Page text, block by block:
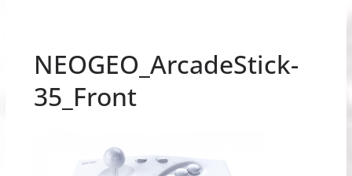
NEOGEO_ArcadeStick-
35_Front